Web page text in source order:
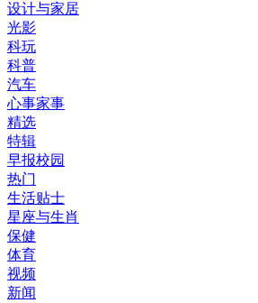
设计与家居
光影
科玩
科普
汽车
心事家事
精选
特辑
早报校园
热门
生活贴士
星座与生肖
保健
体育
视频
新闻